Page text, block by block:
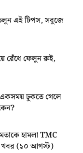
চলুন এই টিপস, সবুজে
রেঁধে ফেলুন রুই,
একসময় ঢুকতে গেলে
হামলা TMC
খবর (১০ আগস্ট)